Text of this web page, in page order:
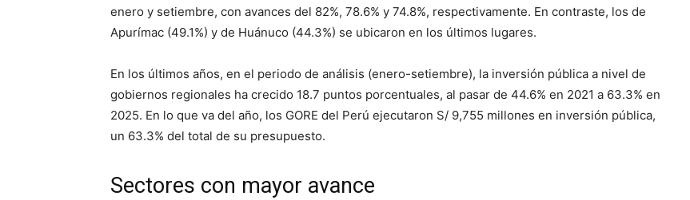
enero y setiembre, con avances del 82%, 78.6% y 74.8%, respectivamente. En contraste, los de
Apurímac (49.1%) y de Huánuco (44.3%) se ubicaron en los últimos lugares.
En los últimos años, en el periodo de análisis (enero-setiembre), la inversión pública a nivel de
gobiernos regionales ha crecido 18.7 puntos porcentuales, al pasar de 44.6% en 2021 a 63.3% en
2025. En lo que va del año, los GORE del Perú ejecutaron S/ 9,755 millones en inversión pública,
un 63.3% del total de su presupuesto.
Sectores con mayor avance